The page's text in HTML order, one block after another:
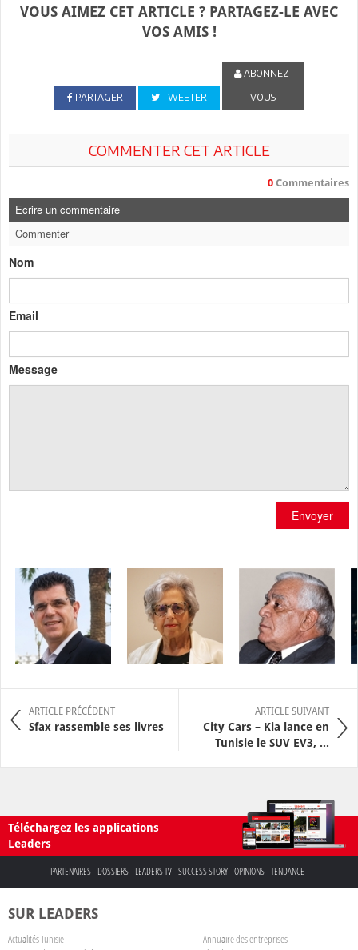
VOUS AIMEZ CET ARTICLE ? PARTAGEZ-LE AVEC
VOS AMIS !
PARTAGER TWEETER
ABONNEZ-
VOUS
COMMENTER CET ARTICLE
0 Commentaires
Ecrire un commentaire
Commenter
Nom
Email
Message
Envoyer
ARTICLE PRÉCÉDENT
Sfax rassemble ses livres
ARTICLE SUIVANT
City Cars – Kia lance en
Tunisie le SUV EV3, ...
Téléchargez les applications
Leaders
PARTENAIRES DOSSIERS LEADERS TV SUCCESS STORY OPINIONS TENDANCE
SUR LEADERS
Actualités Tunisie
Annuaire des entreprises